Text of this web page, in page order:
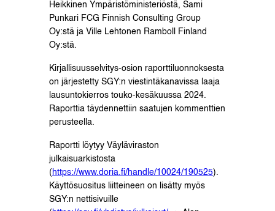
Heikkinen Ympäristöministeriöstä, Sami
Punkari FCG Finnish Consulting Group
Oy:stä ja Ville Lehtonen Ramboll Finland
Oy:stä.
Kirjallisuusselvitys-osion raporttiluonnoksesta
on järjestetty SGY:n viestintäkanavissa laaja
lausuntokierros touko-kesäkuussa 2024.
Raporttia täydennettiin saatujen kommenttien
perusteella.
Raportti löytyy Väyläviraston
julkaisuarkistosta
( https://www.doria.fi/handle/10024/190525).
Käyttösuositus liitteineen on lisätty myös
SGY:n nettisivuille